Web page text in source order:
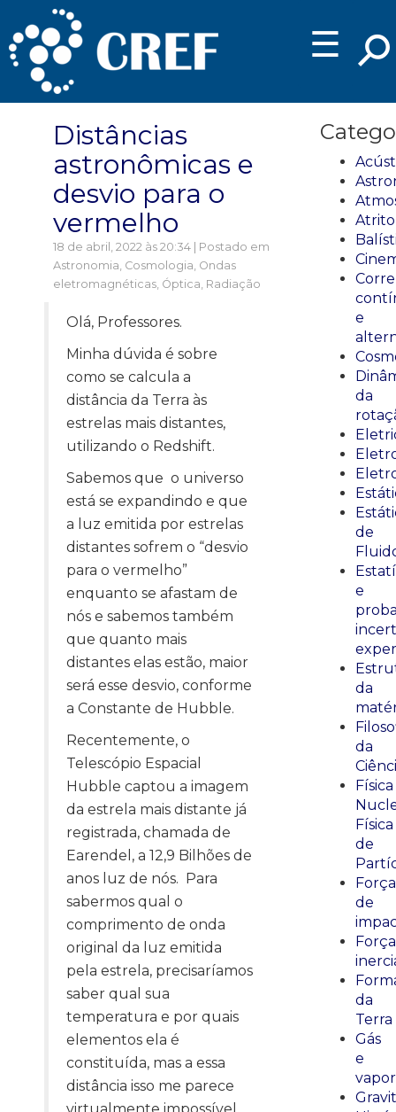
☰
Distâncias
astronômicas e
desvio para o
vermelho
18 de abril, 2022 às 20:34 | Postado em
Astronomia, Cosmologia, Ondas
eletromagnéticas, Óptica, Radiação
Olá, Professores.
Minha dúvida é sobre
como se calcula a
distância da Terra às
estrelas mais distantes,
utilizando o Redshift.
Sabemos que o universo
está se expandindo e que
a luz emitida por estrelas
distantes sofrem o “desvio
para o vermelho”
enquanto se afastam de
nós e sabemos também
que quanto mais
distantes elas estão, maior
será esse desvio, conforme
a Constante de Hubble.
Recentemente, o
Telescópio Espacial
Hubble captou a imagem
da estrela mais distante já
registrada, chamada de
Earendel, a 12,9 Bilhões de
anos luz de nós. Para
sabermos qual o
comprimento de onda
original da luz emitida
pela estrela, precisaríamos
saber qual sua
temperatura e por quais
elementos ela é
constituída, mas a essa
distância isso me parece
Atrito
e
da
de
e
da
da
Física
Física
de
Força
de
da
Terra
Gás
e
vapor